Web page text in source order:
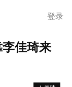
登录
佳琦来